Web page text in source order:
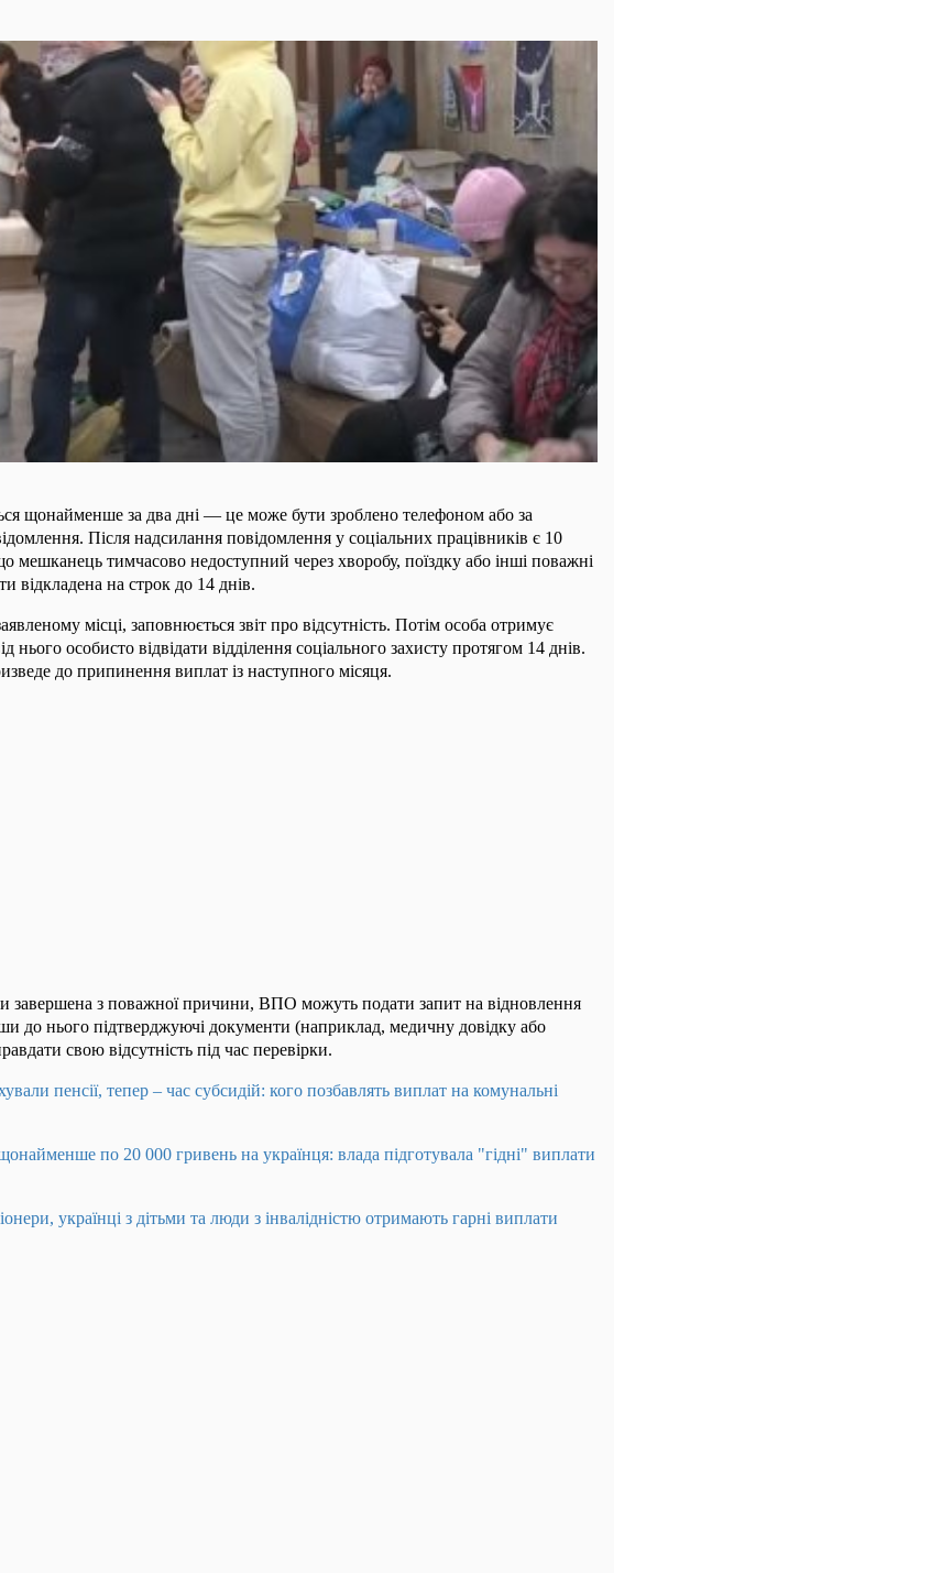
щонайменше за два дні — це може бути зроблено телефоном або за
Після надсилання повідомлення у соціальних працівників є 10
мешканець тимчасово недоступний через хворобу, поїздку або інші поважні
відкладена на строк до 14 днів.
місці, заповнюється звіт про відсутність. Потім особа отримує
нього особисто відвідати відділення соціального захисту протягом 14 днів.
до припинення виплат із наступного місяця.
завершена з поважної причини, ВПО можуть подати запит на відновлення
до нього підтверджуючі документи (наприклад, медичну довідку або
свою відсутність під час перевірки.
пенсії, тепер – час субсидій: кого позбавлять виплат на комунальні
по 20 000 гривень на українця: влада підготувала "гідні" виплати
українці з дітьми та люди з інвалідністю отримають гарні виплати